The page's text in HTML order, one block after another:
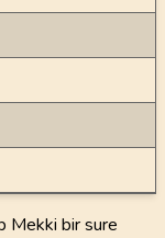
Mekki bir sure